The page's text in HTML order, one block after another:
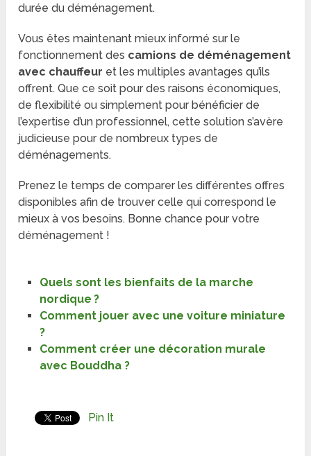
durée du déménagement.
Vous êtes maintenant mieux informé sur le
fonctionnement des camions de déménagement
avec chauffeur et les multiples avantages qu’ils
offrent. Que ce soit pour des raisons économiques,
de flexibilité ou simplement pour bénéficier de
l’expertise d’un professionnel, cette solution s’avère
judicieuse pour de nombreux types de
déménagements.
Prenez le temps de comparer les différentes offres
disponibles afin de trouver celle qui correspond le
mieux à vos besoins. Bonne chance pour votre
déménagement !
Quels sont les bienfaits de la marche
nordique ?
Comment jouer avec une voiture miniature
?
Comment créer une décoration murale
avec Bouddha ?
Pin It